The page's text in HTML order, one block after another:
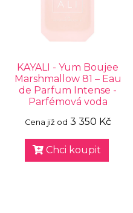
KAYALI - Yum Boujee
Marshmallow 81 – Eau
de Parfum Intense -
Parfémová voda
Cena již od 3 350 Kč
Chci koupit